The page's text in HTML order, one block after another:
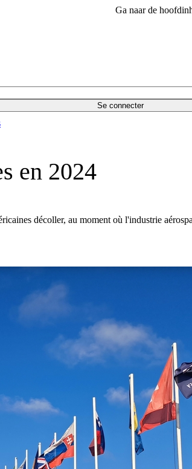
Ga naar de
Se connecter
en 2024
décoller, au moment où l'industrie